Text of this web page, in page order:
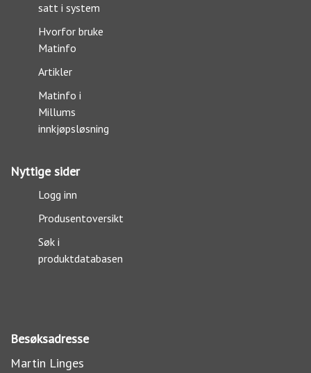
satt i system
Hvorfor bruke
Matinfo
Artikler
Matinfo i
Millums
innkjøpsløsning
Nyttige sider
Logg inn
Produsentoversikt
Søk i
produktdatabasen
Besøksadresse
Martin Linges